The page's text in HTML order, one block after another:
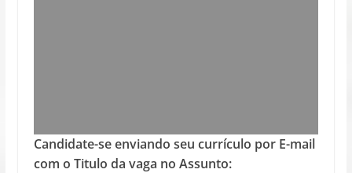
Candidate-se enviando seu currículo por E-mail
com o Titulo da vaga no Assunto: